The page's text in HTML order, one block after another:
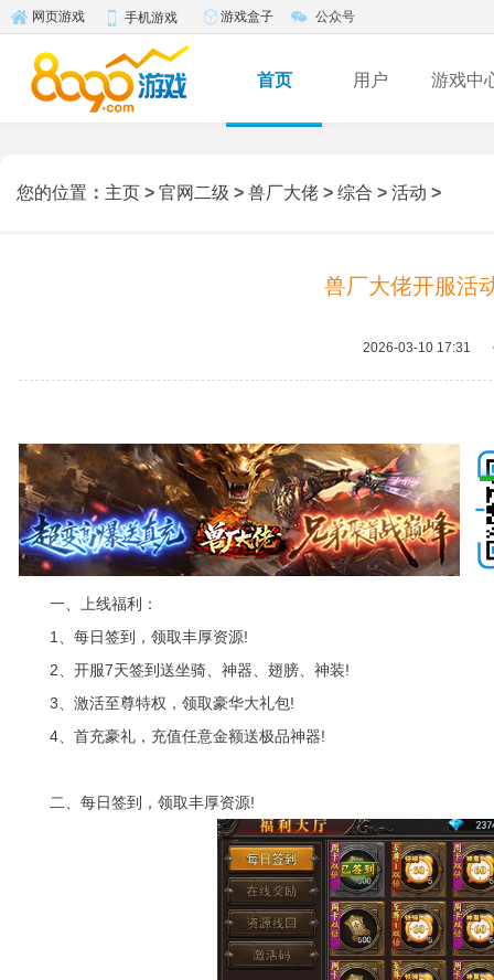
网页游戏 手机游戏 游戏盒子 公众号
首页 用户 游戏中
您的位置 ： 主页 > 官网二级 > 兽厂大佬 > 综合 > 活动 >
兽厂大佬开服活
2026-03-10 17:31
一、上线福利：
1、每日签到，领取丰厚资源!
2、开服7天签到送坐骑、神器、翅膀、神装!
3、激活至尊特权，领取豪华大礼包!
4、首充豪礼，充值任意金额送极品神器!
二、每日签到，领取丰厚资源!